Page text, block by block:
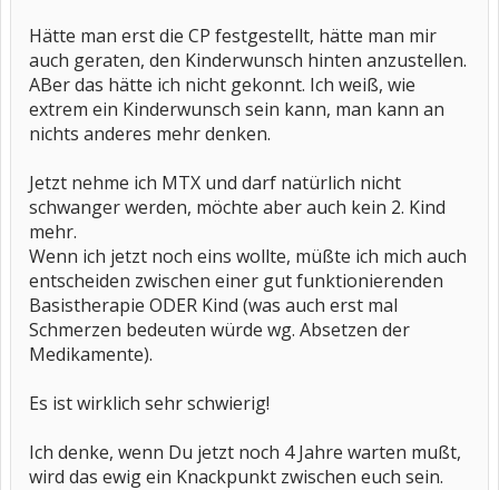
Hätte man erst die CP festgestellt, hätte man mir
auch geraten, den Kinderwunsch hinten anzustellen.
ABer das hätte ich nicht gekonnt. Ich weiß, wie
extrem ein Kinderwunsch sein kann, man kann an
nichts anderes mehr denken.
Jetzt nehme ich MTX und darf natürlich nicht
schwanger werden, möchte aber auch kein 2. Kind
mehr.
Wenn ich jetzt noch eins wollte, müßte ich mich auch
entscheiden zwischen einer gut funktionierenden
Basistherapie ODER Kind (was auch erst mal
Schmerzen bedeuten würde wg. Absetzen der
Medikamente).
Es ist wirklich sehr schwierig!
Ich denke, wenn Du jetzt noch 4 Jahre warten mußt,
wird das ewig ein Knackpunkt zwischen euch sein.